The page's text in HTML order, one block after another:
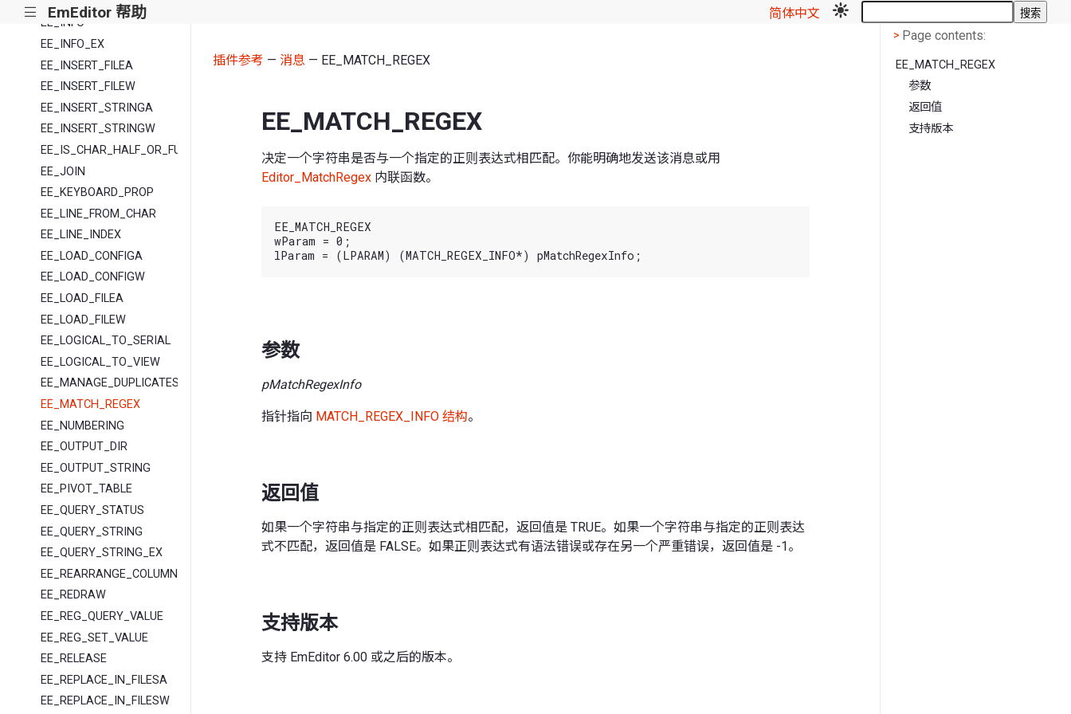
||| EmEditor 帮助 简体中文 搜索
EE_INFO
EE_INFO_EX
EE_INSERT_FILEA
EE_INSERT_FILEW
EE_INSERT_STRINGA
EE_INSERT_STRINGW
EE_IS_CHAR_HALF_OR_FULL
EE_JOIN
EE_KEYBOARD_PROP
EE_LINE_FROM_CHAR
EE_LINE_INDEX
EE_LOAD_CONFIGA
EE_LOAD_CONFIGW
EE_LOAD_FILEA
EE_LOAD_FILEW
EE_LOGICAL_TO_SERIAL
EE_LOGICAL_TO_VIEW
EE_MANAGE_DUPLICATES
EE_MATCH_REGEX
EE_NUMBERING
EE_OUTPUT_DIR
EE_OUTPUT_STRING
EE_PIVOT_TABLE
EE_QUERY_STATUS
EE_QUERY_STRING
EE_QUERY_STRING_EX
EE_REARRANGE_COLUMNS
EE_REDRAW
EE_REG_QUERY_VALUE
EE_REG_SET_VALUE
EE_RELEASE
EE_REPLACE_IN_FILESA
EE_REPLACE_IN_FILESW
插件参考 — 消息— EE_MATCH_REGEX
EE_MATCH_REGEX
决定一个字符串是否与一个指定的正则表达式相匹配。你能明确地发送该消息或用
Editor_MatchRegex 内联函数。
EE_MATCH_REGEX
wParam = 0;
参数
pMatchRegexInfo
指针指向 MATCH_REGEX_INFO 结构。
返回值
如果一个字符串与指定的正则表达式相匹配，返回值是 TRUE。如果一个字符串与指定的正则表达
式不匹配，返回值是 FALSE。如果正则表达式有语法错误或存在另一个严重错误，返回值是 -1。
支持版本
支持 EmEditor 6.00 或之后的版本。
< Page contents
> Page contents:
EE_MATCH_REGEX
参数
返回值
支持版本